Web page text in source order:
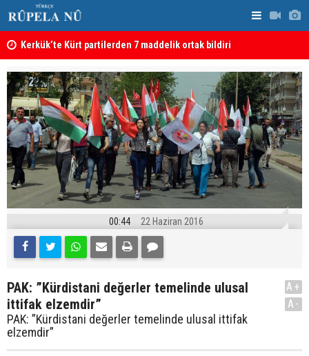
Kerkük’te Kürt partilerden 7 maddelik ortak bildiri
00:44 22 Haziran 2016
PAK: ”Kürdistani değerler temelinde ulusal
ittifak elzemdir”
PAK: ”Kürdistani değerler temelinde ulusal ittifak
elzemdir”
A+
A-